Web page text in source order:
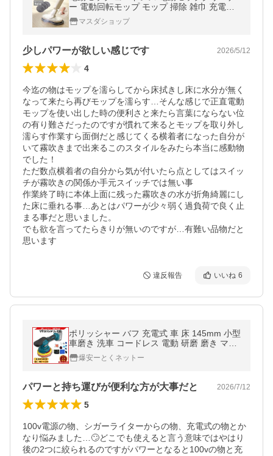
ー 電動回転モップ モップ 掃除 雑巾 充電式
回転モップ 水拭き フローリング 床掃除
マスダショップ
少しパワーが欲しい感じです 2026/5/12
4
今迄の物はモップを濡らしてから床拭きし床に水分が無く
なって来たら再びモップを濡らす…そんな感じで正直電動
モップを使い出した時の便利さと来たら言葉にならない位
の有り難さだったのですが慣れて来るとモップを取り外し
濡らす作業すら面倒だと感じてくる横着者になった自分が
いて霧吹きまで出来るこのスタイルをみたら本当に感動物
でした！
ただ数点横着者の自分から気が付いたら点としてはスイッ
チが霧吹きの関係か手元スイッチでは無い事
作業終了時に本体上面に残った霧吹きの水が折角綺麗にし
た床に垂れる事…あとはパワーが少々弱く過負荷で良く止
まる事だと思いました。
でも欲を言ってたらきりが無いのですが…有難い品物だと
思います
違反報告 いいね 6
ポリッシャー バフ 充電式 車 床 145mm 小型
車磨き 洗車 コードレス 電動 研磨 磨き マキ
タ 18V バッテリー 互換 (POL02-BL)
爆安ーとくネットー
パワーと持ち運びが便利な方が大事だと 2026/7/12
5
100v電源の物、シガーライターからの物、充電式の物とか
なり悩みました…🙄どこでも使えると言う意味ではやはり
後の2つに絞られるのですがパワーとなると100vの物と充